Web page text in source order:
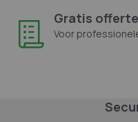
Gratis offerte
Voor